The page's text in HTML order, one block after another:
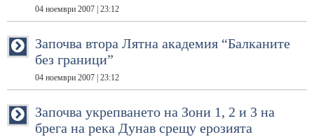
04 ноември 2007 | 23:12
Започва втора Лятна академия “Балканите
без граници”
04 ноември 2007 | 23:12
Започва укрепването на Зони 1, 2 и 3 на
брега на река Дунав срещу ерозията